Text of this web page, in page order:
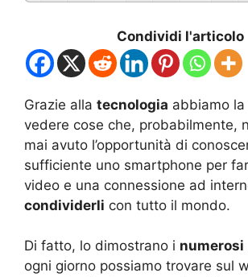
Condividi l'articolo
Grazie alla tecnologia abbiamo
vedere cose che, probabilmente,
mai avuto l’opportunità di
sufficiente uno smartphone per
video e una connessione ad
condividerli con tutto il mondo.
Di fatto, lo dimostrano i numerosi
ogni giorno possiamo trovare sul